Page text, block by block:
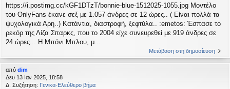
https://i.postimg.cc/kGF1DTzT/bonnie-blue-1512025-1055.jpg Μοντέλο
του OnlyFans έκανε σεξ με 1.057 άνδρες σε 12 ώρες.. ( Είναι πολλά τα
ψυχολογικά Αρη..) Κατάντια, διαστροφή, ξεφτύλα.. :emetos: Έσπασε το
ρεκόρ της Λίζα Σπαρκς, που το 2004 είχε συνευρεθεί με 919 άνδρες σε
24 ώρες... Η Μπόνι Μπλου, μ...
Μετάβαση στη δημοσίευση
από dim
Δευ 13 Ιαν 2025, 18:58
Δ. Συζήτηση: Γενικα-Ελεύθερο βήμα